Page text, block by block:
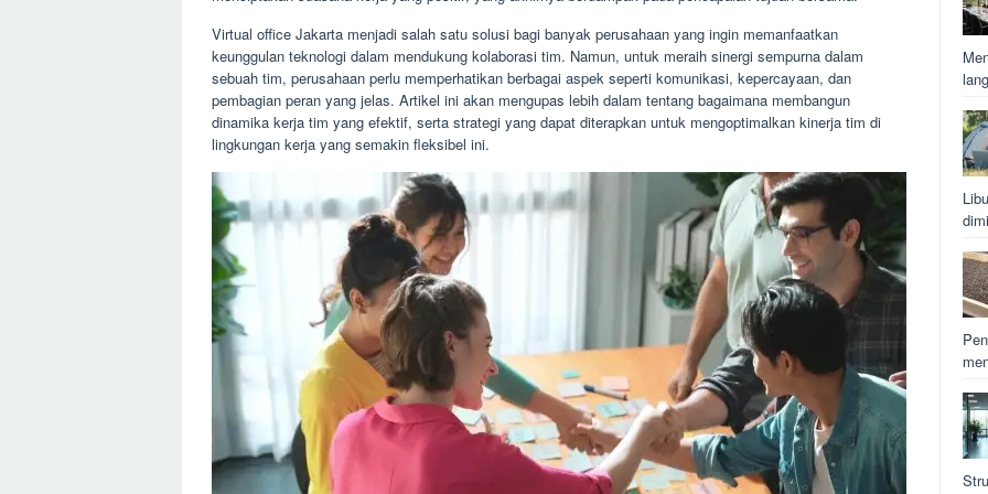
Virtual office Jakarta menjadi salah satu solusi bagi banyak perusahaan yang ingin memanfaatkan
keunggulan teknologi dalam mendukung kolaborasi tim. Namun, untuk meraih sinergi sempurna dalam
sebuah tim, perusahaan perlu memperhatikan berbagai aspek seperti komunikasi, kepercayaan, dan
pembagian peran yang jelas. Artikel ini akan mengupas lebih dalam tentang bagaimana membangun
dinamika kerja tim yang efektif, serta strategi yang dapat diterapkan untuk mengoptimalkan kinerja tim di
lingkungan kerja yang semakin fleksibel ini.